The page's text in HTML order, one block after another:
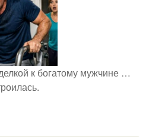
к богатому мужчине …